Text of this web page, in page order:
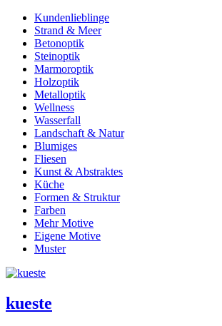
Kundenlieblinge
Strand & Meer
Betonoptik
Steinoptik
Marmoroptik
Holzoptik
Metalloptik
Wellness
Wasserfall
Landschaft & Natur
Blumiges
Fliesen
Kunst & Abstraktes
Küche
Formen & Struktur
Farben
Mehr Motive
Eigene Motive
Muster
kueste